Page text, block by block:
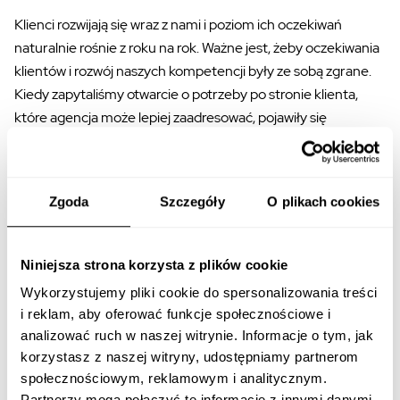
Zgoda Szczegóły O plikach cookies
Niniejsza strona korzysta z plików cookie
Wykorzystujemy pliki cookie do spersonalizowania treści
i reklam, aby oferować funkcje społecznościowe i
analizować ruch w naszej witrynie. Informacje o tym, jak
korzystasz z naszej witryny, udostępniamy partnerom
społecznościowym, reklamowym i analitycznym.
Klienci rozwijają się wraz z nami i poziom ich oczekiwań
naturalnie rośnie z roku na rok. Ważne jest, żeby oczekiwania
klientów i rozwój naszych kompetencji były ze sobą zgrane.
Kiedy zapytaliśmy otwarcie o potrzeby po stronie klienta,
które agencja może lepiejzaadresować,pojawiły się
zrozumienia specyfiki
szukanie
mają potencjał wzrostu. To szalenie trudne, ale niezwykle
potrzebne podejście. Od zespołów agencyjnych wymaga
ścisłego, wspólnego działania, strategicznego myślenia i
Wsłuchujemy się w głosy klientów i w tym roku szczególny
nacisk położyliśmy na rozwój kompetencji strategicznych
oraz na lepszą organizację pracy w zespołach, które pracują
w wielokanałowych kampaniach digital. Wypracowaliśmy